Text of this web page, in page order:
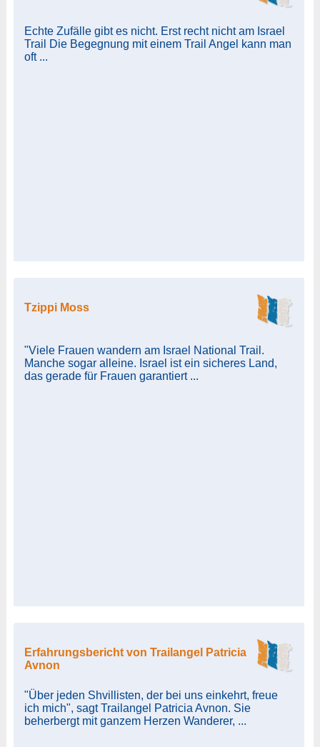
Echte Zufälle gibt es nicht. Erst recht nicht am Israel
Trail Die Begegnung mit einem Trail Angel kann man
oft ...
Tzippi Moss
"Viele Frauen wandern am Israel National Trail.
Manche sogar alleine. Israel ist ein sicheres Land,
das gerade für Frauen garantiert ...
Erfahrungsbericht von Trailangel Patricia
Avnon
"Über jeden Shvillisten, der bei uns einkehrt, freue
ich mich", sagt Trailangel Patricia Avnon. Sie
beherbergt mit ganzem Herzen Wanderer, ...